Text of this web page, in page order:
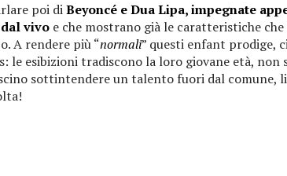
poi diBeyoncé e Dua Lipa, impegnate
vivo e che mostrano già le caratteristiche
A rendere più “normali” questi enfant prodige,
le esibizioni tradiscono la loro giovane età,
sottintendere un talento fuori dal comune,